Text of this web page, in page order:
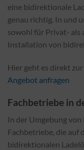
eine bidirektionale
genau richtig. In und
sowohl für Privat- als
Installation von
Hier geht es direkt
Angebot anfragen
Fachbetriebe in
In der Umgebung
Fachbetriebe, die auf
bidirektionalen